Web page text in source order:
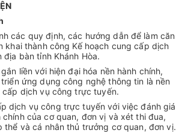
các quy định, các hướng dẫn để làm căn
thành công Kế hoạch cung cấp dịch
bàn tỉnh Khánh Hòa.
liền với hiện đại hóa nền hành chính,
ứng dụng công nghệ thông tin là nền
dịch vụ công trực tuyến.
dịch vụ công trực tuyến với việc đánh giá
của cơ quan, đơn vị và xét thi đua,
thể và cá nhân thủ trưởng cơ quan, đơn vị.